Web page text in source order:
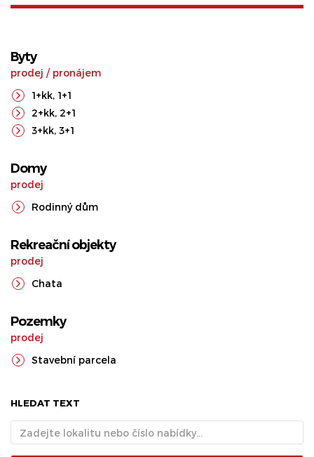
Byty
prodej / pronájem
1+kk, 1+1
2+kk, 2+1
3+kk, 3+1
Domy
prodej
Rodinný dům
Rekreační objekty
prodej
Chata
Pozemky
prodej
Stavební parcela
HLEDAT TEXT